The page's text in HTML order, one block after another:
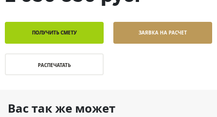
ПОЛУЧИТЬ СМЕТУ ЗАЯВКА НА РАСЧЕТ
РАСПЕЧАТАТЬ
Вас так же может